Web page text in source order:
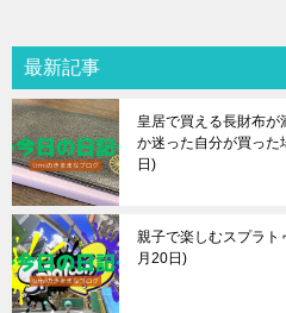
最新記事
皇居で買える長財布
か迷った自分が買った
日
親子で楽しむスプラト
月20日